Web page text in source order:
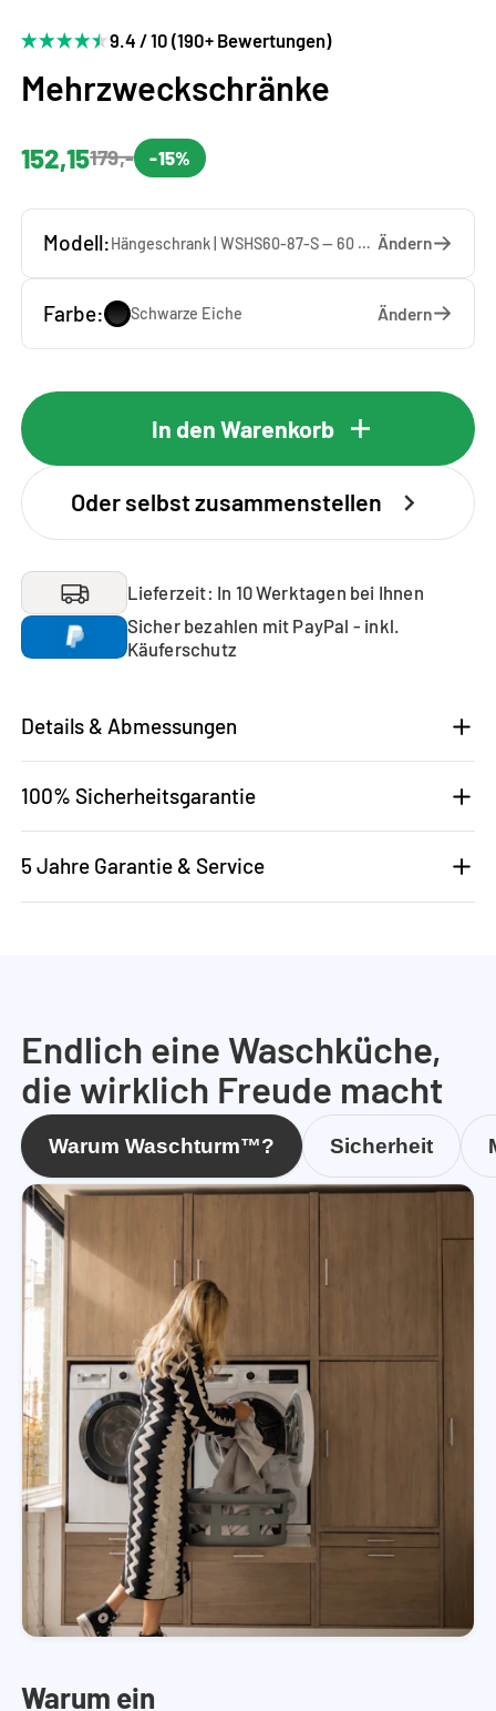
9.4 / 10 (190+ Bewertungen)
Mehrzweckschränke
152,15179,- -15%
Modell: Hängeschrank | WSHS60-87-S — 60 x 87 x 37 cm Ändern
Farbe: Schwarze Eiche Ändern
In den Warenkorb
Oder selbst zusammenstellen
Lieferzeit: In 10 Werktagen bei Ihnen
Sicher bezahlen mit PayPal - inkl.
Käuferschutz
Details & Abmessungen
100% Sicherheitsgarantie
5 Jahre Garantie & Service
Endlich eine Waschküche,
die wirklich Freude macht
Warum Waschturm™? Sicherheit
Warum ein